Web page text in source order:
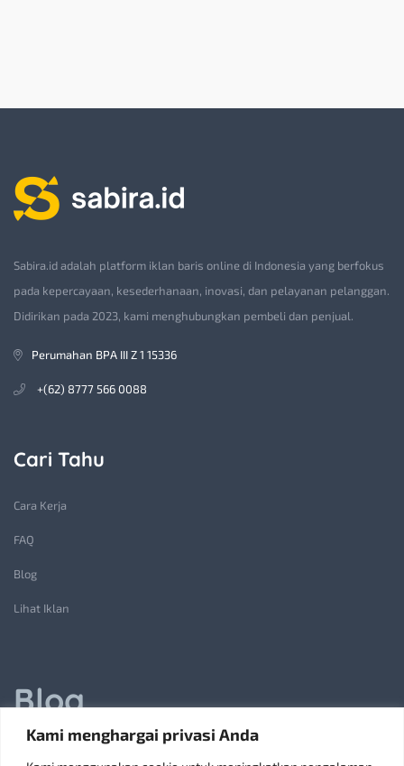
Kami menghargai privasi Anda
Sabira.id adalah platform iklan baris online di Indonesia yang berfokus
pada kepercayaan, kesederhanaan, inovasi, dan pelayanan pelanggan.
Didirikan pada 2023, kami menghubungkan pembeli dan penjual.
Perumahan BPA III Z 1 15336
+(62) 8777 566 0088
Cari Tahu
Cara Kerja
FAQ
Blog
Lihat Iklan
Blog
Jasa Pembuatan Lift Barang: Solusi Transportasi Vertikal